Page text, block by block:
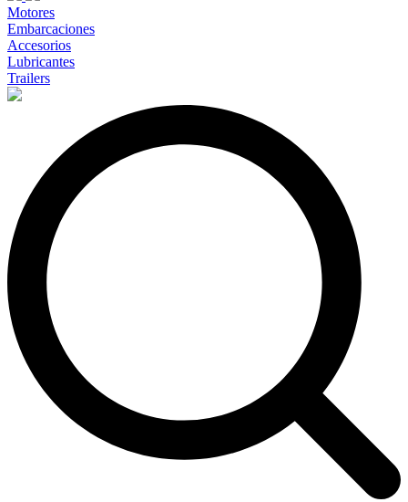
Motores
Embarcaciones
Accesorios
Lubricantes
Trailers